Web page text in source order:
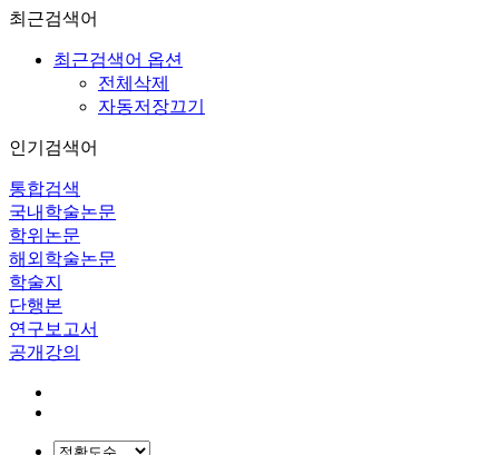
최근검색어
최근검색어 옵션
전체삭제
자동저장끄기
인기검색어
통합검색
국내학술논문
학위논문
해외학술논문
학술지
단행본
연구보고서
공개강의